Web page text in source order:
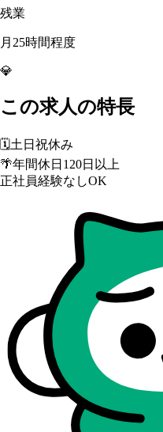
残業
月25時間程度
💎
この求人の特長
🗓️土日祝休み
🌴年間休日120日以上
正社員経験なしOK